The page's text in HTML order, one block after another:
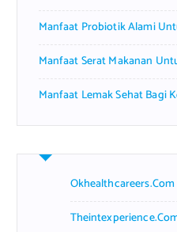
Manfaat Probiotik Alami
Manfaat Serat Makanan
Manfaat Lemak Sehat Bagi
Okhealthcareers.com